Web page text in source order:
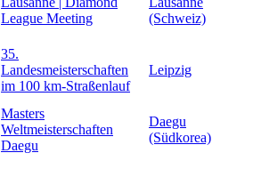
League Meeting
(Schweiz)
35.
Landesmeisterschaften
im 100 km-Straßenlauf
Leipzig
Masters
Weltmeisterschaften
Daegu
Daegu
(Südkorea)